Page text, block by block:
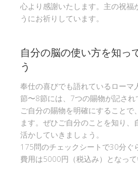
心より感謝いたします。主の祝福
うにお祈りしています。
自分の脳の使い方を知っ
う
奉仕の喜びでも語れているローマ
節〜8節には、7つの賜物が記され
ご自分の賜物を明確にすることで
ます。ぜひご自分のことを知り、
活かしていきましょう。
175問のチェックシートで30分ぐ
費用は5000円（税込み）となって